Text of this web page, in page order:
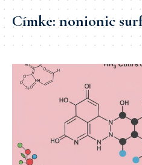
Címke:nonionic